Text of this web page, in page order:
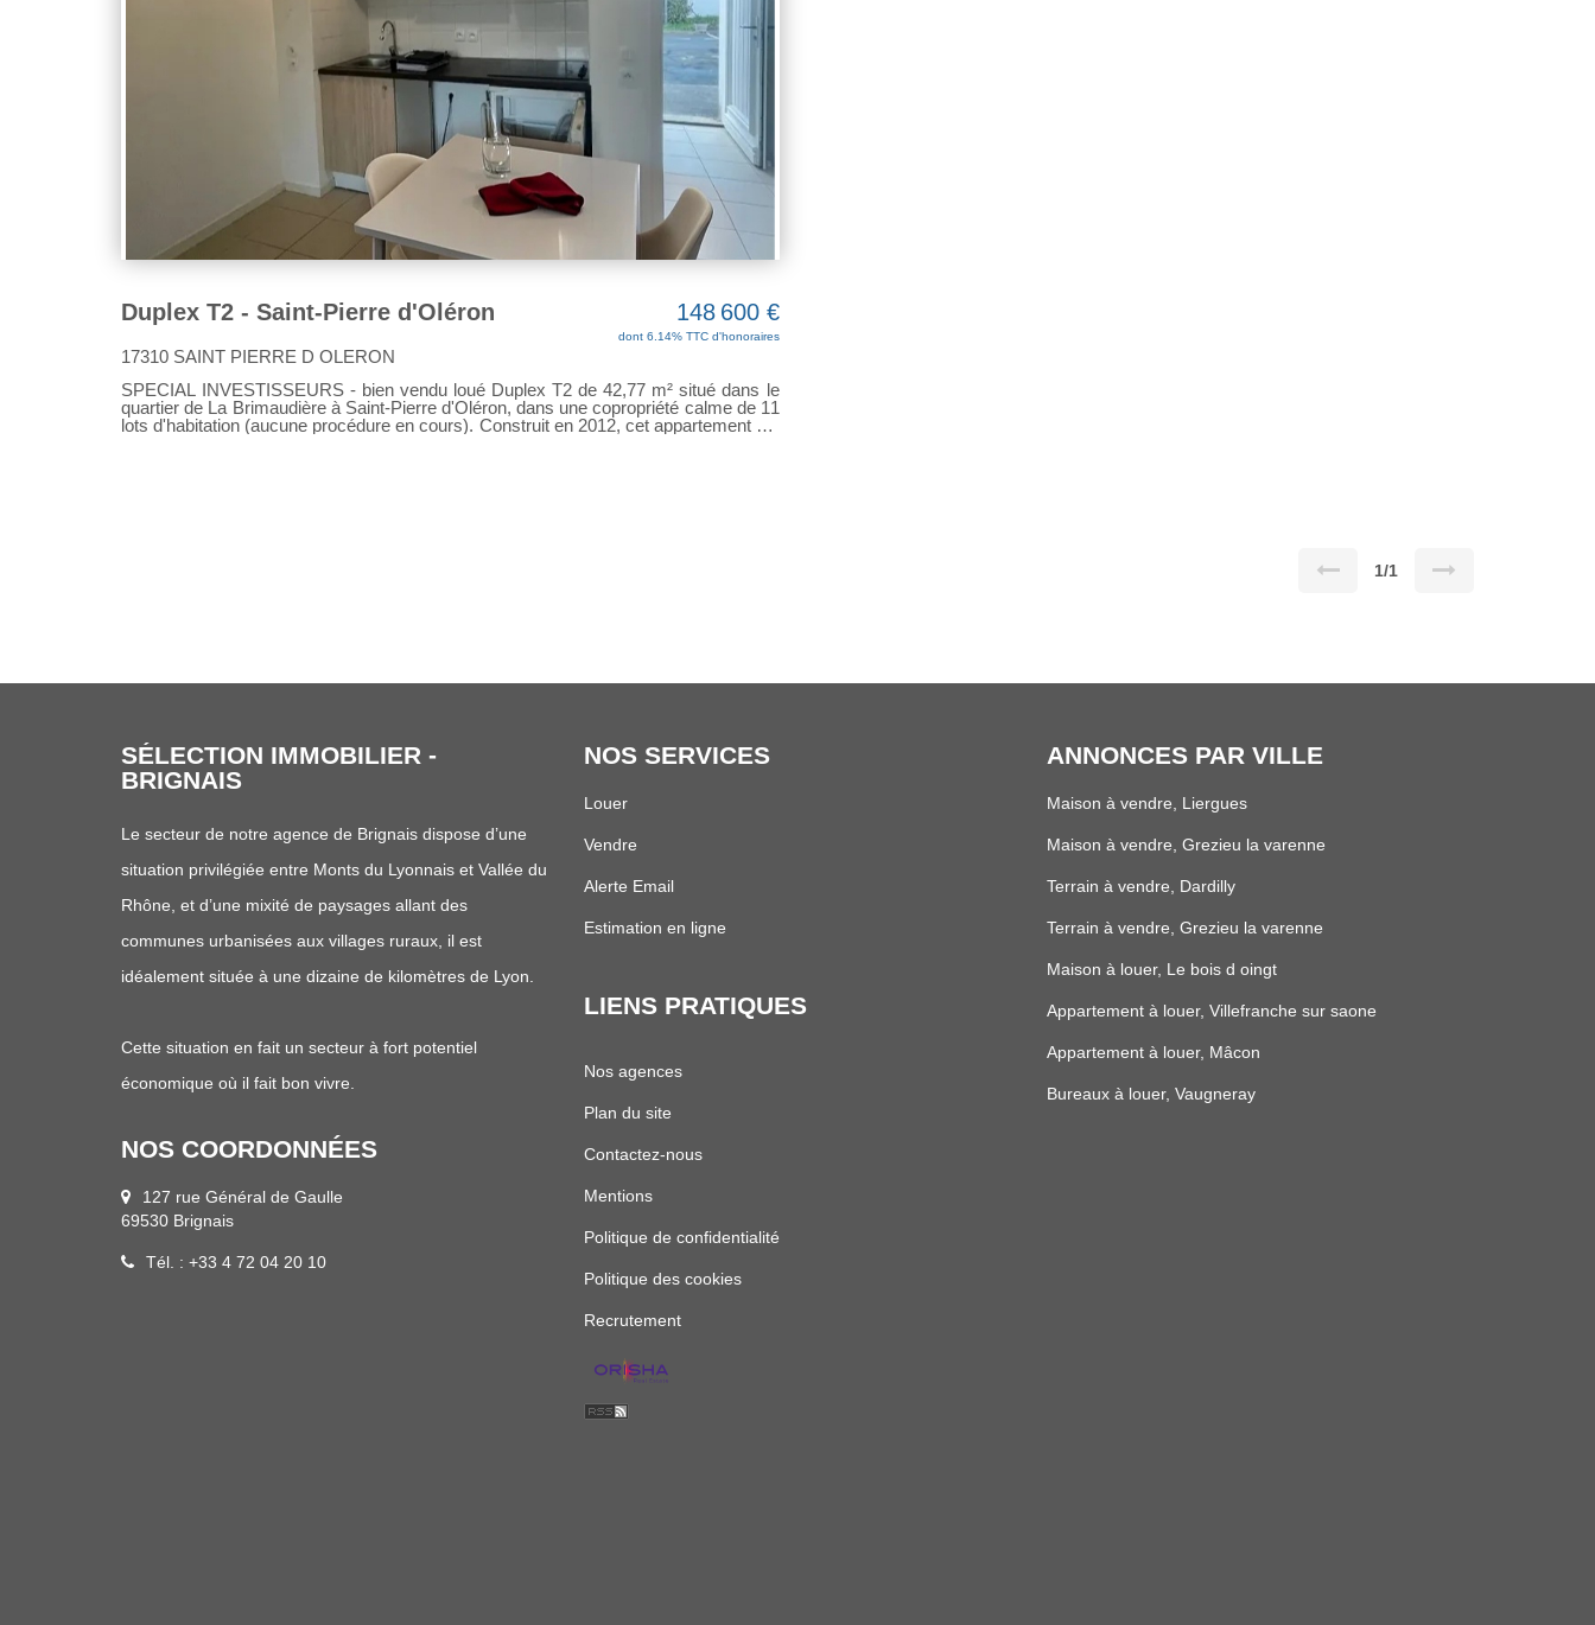
Duplex T2 - Saint-Pierre d'Oléron 148 600 €
dont 6.14% TTC d'honoraires
17310 SAINT PIERRE D OLERON
SPECIAL INVESTISSEURS - bien vendu loué Duplex T2 de 42,77 m² situé dans le
quartier de La Brimaudière à Saint-Pierre d'Oléron, dans une copropriété calme de 11
lots d'habitation (aucune procédure en cours). Construit en 2012, cet appartement est
1/1
SÉLECTION IMMOBILIER -
BRIGNAIS
Le secteur de notre agence de Brignais dispose d’une
situation privilégiée entre Monts du Lyonnais et Vallée du
Rhône, et d’une mixité de paysages allant des
communes urbanisées aux villages ruraux, il est
idéalement située à une dizaine de kilomètres de Lyon.
Cette situation en fait un secteur à fort potentiel
économique où il fait bon vivre.
NOS COORDONNÉES
127 rue Général de Gaulle
69530 Brignais
Tél. : +33 4 72 04 20 10
NOS SERVICES
Louer
Vendre
Alerte Email
Estimation en ligne
LIENS PRATIQUES
Nos agences
Plan du site
Contactez-nous
Mentions
Politique de confidentialité
Politique des cookies
Recrutement
ANNONCES PAR VILLE
Maison à vendre, Liergues
Maison à vendre, Grezieu la varenne
Terrain à vendre, Dardilly
Terrain à vendre, Grezieu la varenne
Maison à louer, Le bois d oingt
Appartement à louer, Villefranche sur saone
Appartement à louer, Mâcon
Bureaux à louer, Vaugneray